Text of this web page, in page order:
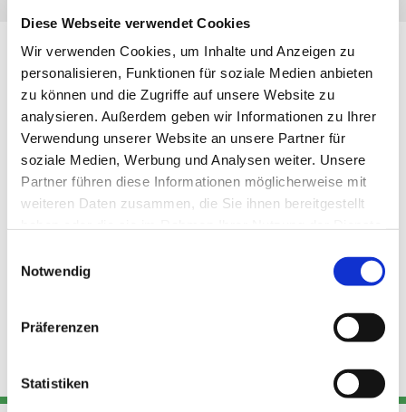
Diese Webseite verwendet Cookies
Wir verwenden Cookies, um Inhalte und Anzeigen zu
personalisieren, Funktionen für soziale Medien anbieten
zu können und die Zugriffe auf unsere Website zu
analysieren. Außerdem geben wir Informationen zu Ihrer
Verwendung unserer Website an unsere Partner für
soziale Medien, Werbung und Analysen weiter. Unsere
Partner führen diese Informationen möglicherweise mit
weiteren Daten zusammen, die Sie ihnen bereitgestellt
Notwendig
Präferenzen
Statistiken